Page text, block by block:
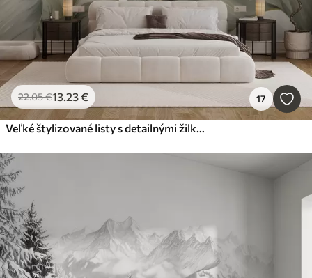
22.05€13.23€ 17
Veľké štylizované listy s detailnými žilkami v rôznych odtieňoch zelenej, krémovej a béžovej farby